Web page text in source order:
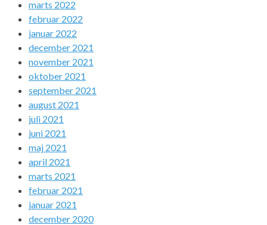
marts 2022
februar 2022
januar 2022
december 2021
november 2021
oktober 2021
september 2021
august 2021
juli 2021
juni 2021
maj 2021
april 2021
marts 2021
februar 2021
januar 2021
december 2020